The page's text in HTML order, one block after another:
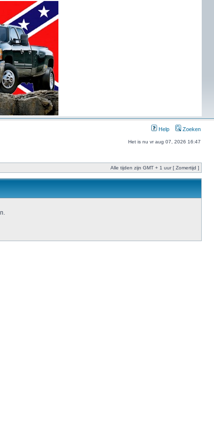
Help Zoeken
Het is nu vr aug 07, 2026 16:47
Alle tijden zijn GMT + 1 uur [ Zomertijd ]